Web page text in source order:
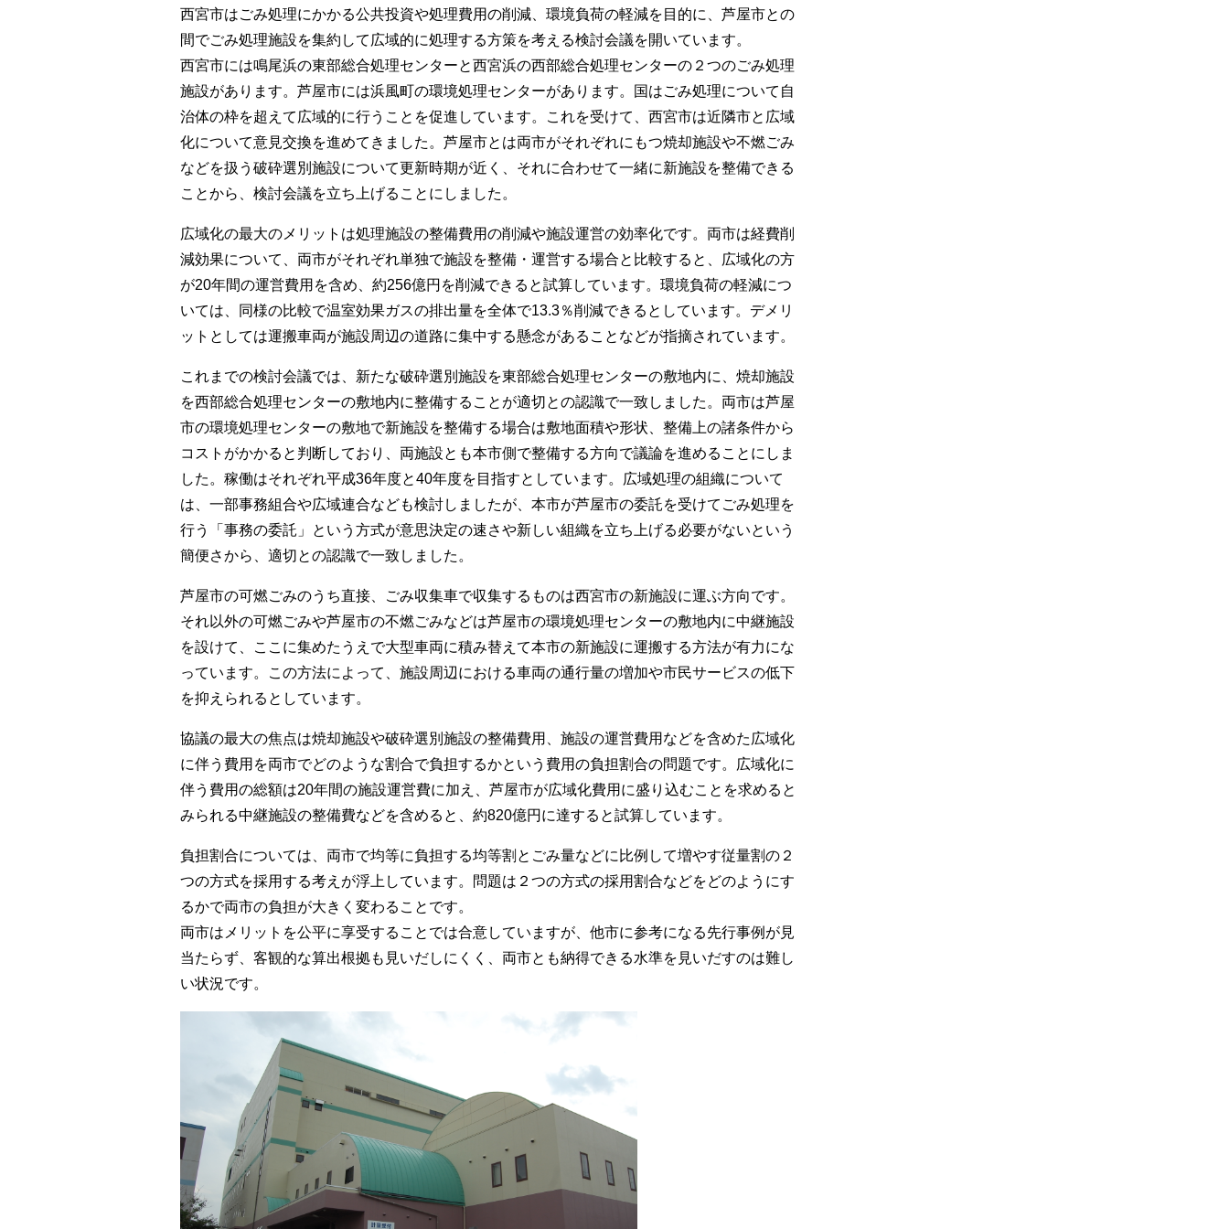
西宮市はごみ処理にかかる公共投資や処理費用の削減、環境負荷の軽減を目的に、芦屋市との
間でごみ処理施設を集約して広域的に処理する方策を考える検討会議を開いています。
西宮市には鳴尾浜の東部総合処理センターと西宮浜の西部総合処理センターの２つのごみ処理
施設があります。芦屋市には浜風町の環境処理センターがあります。国はごみ処理について自
治体の枠を超えて広域的に行うことを促進しています。これを受けて、西宮市は近隣市と広域
化について意見交換を進めてきました。芦屋市とは両市がそれぞれにもつ焼却施設や不燃ごみ
などを扱う破砕選別施設について更新時期が近く、それに合わせて一緒に新施設を整備できる
ことから、検討会議を立ち上げることにしました。
広域化の最大のメリットは処理施設の整備費用の削減や施設運営の効率化です。両市は経費削
減効果について、両市がそれぞれ単独で施設を整備・運営する場合と比較すると、広域化の方
が20年間の運営費用を含め、約256億円を削減できると試算しています。環境負荷の軽減につ
いては、同様の比較で温室効果ガスの排出量を全体で13.3％削減できるとしています。デメリ
ットとしては運搬車両が施設周辺の道路に集中する懸念があることなどが指摘されています。
これまでの検討会議では、新たな破砕選別施設を東部総合処理センターの敷地内に、焼却施設
を西部総合処理センターの敷地内に整備することが適切との認識で一致しました。両市は芦屋
市の環境処理センターの敷地で新施設を整備する場合は敷地面積や形状、整備上の諸条件から
コストがかかると判断しており、両施設とも本市側で整備する方向で議論を進めることにしま
した。稼働はそれぞれ平成36年度と40年度を目指すとしています。広域処理の組織について
は、一部事務組合や広域連合なども検討しましたが、本市が芦屋市の委託を受けてごみ処理を
行う「事務の委託」という方式が意思決定の速さや新しい組織を立ち上げる必要がないという
簡便さから、適切との認識で一致しました。
芦屋市の可燃ごみのうち直接、ごみ収集車で収集するものは西宮市の新施設に運ぶ方向です。
それ以外の可燃ごみや芦屋市の不燃ごみなどは芦屋市の環境処理センターの敷地内に中継施設
を設けて、ここに集めたうえで大型車両に積み替えて本市の新施設に運搬する方法が有力にな
っています。この方法によって、施設周辺における車両の通行量の増加や市民サービスの低下
を抑えられるとしています。
協議の最大の焦点は焼却施設や破砕選別施設の整備費用、施設の運営費用などを含めた広域化
に伴う費用を両市でどのような割合で負担するかという費用の負担割合の問題です。広域化に
伴う費用の総額は20年間の施設運営費に加え、芦屋市が広域化費用に盛り込むことを求めると
みられる中継施設の整備費などを含めると、約820億円に達すると試算しています。
負担割合については、両市で均等に負担する均等割とごみ量などに比例して増やす従量割の２
つの方式を採用する考えが浮上しています。問題は２つの方式の採用割合などをどのようにす
るかで両市の負担が大きく変わることです。
両市はメリットを公平に享受することでは合意していますが、他市に参考になる先行事例が見
当たらず、客観的な算出根拠も見いだしにくく、両市とも納得できる水準を見いだすのは難し
い状況です。